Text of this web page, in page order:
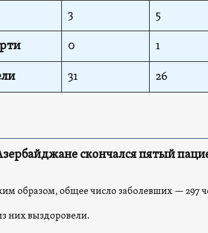
3 5
0 1
31 26
скончался пятый
образом, общее число заболевших — 297
них выздоровели.